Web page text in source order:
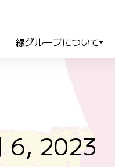
緑グループについて
6, 2023